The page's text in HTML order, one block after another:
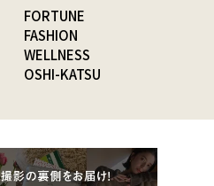
FORTUNE
FASHION
WELLNESS
OSHI-KATSU